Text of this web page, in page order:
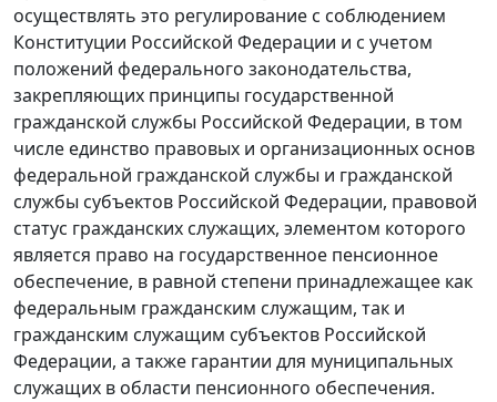
осуществлять это регулирование с соблюдением
Конституции Российской Федерации и с учетом
положений федерального законодательства,
закрепляющих принципы государственной
гражданской службы Российской Федерации, в том
числе единство правовых и организационных основ
федеральной гражданской службы и гражданской
службы субъектов Российской Федерации, правовой
статус гражданских служащих, элементом которого
является право на государственное пенсионное
обеспечение, в равной степени принадлежащее как
федеральным гражданским служащим, так и
гражданским служащим субъектов Российской
Федерации, а также гарантии для муниципальных
служащих в области пенсионного обеспечения.